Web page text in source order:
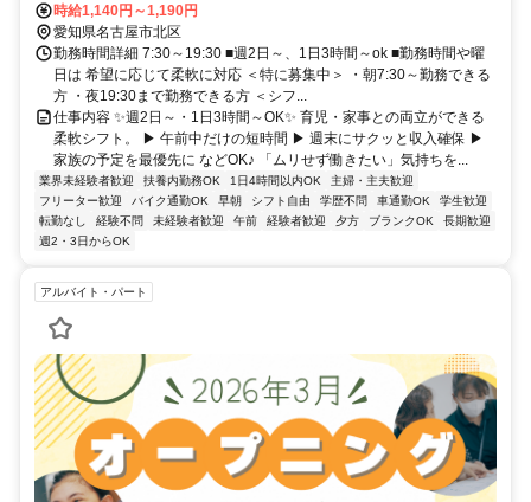
時給1,140円～1,190円
愛知県名古屋市北区
勤務時間詳細 7:30～19:30 ■週2日～、1日3時間～ok ■勤務時間や曜
日は 希望に応じて柔軟に対応 ＜特に募集中＞ ・朝7:30～勤務できる
方 ・夜19:30まで勤務できる方 ＜シフ...
仕事内容 ✨週2日～・1日3時間～OK✨ 育児・家事との両立ができる
柔軟シフト。 ▶ 午前中だけの短時間 ▶ 週末にサクッと収入確保 ▶
家族の予定を最優先に などOK♪ 「ムリせず働きたい」気持ちを...
業界未経験者歓迎 扶養内勤務OK 1日4時間以内OK
主婦・主夫歓迎
フリーター歓迎
バイク通勤OK 早朝 シフト自由 学歴不問 車通勤OK
学生歓迎
転勤なし
経験不問 未経験者歓迎 午前 経験者歓迎 夕方 ブランクOK
長期歓迎
週2・3日からOK
アルバイト・パート